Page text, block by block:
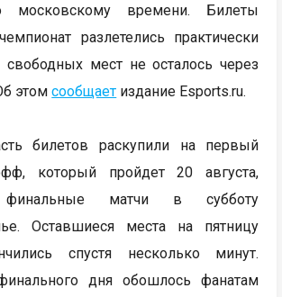
времени. Билеты
разлетелись практически
мест не осталось через
этомсообщает издание Esports.ru.
билетов раскупили на первый
который пройдет 20 августа,
матчи в субботу
Оставшиеся места на пятницу
спустя несколько минут.
дня обошлось фанатам